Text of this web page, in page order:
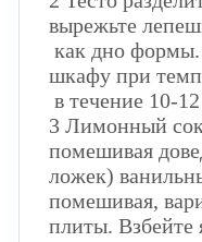
вырежьте
как дно формы.
шкафу при
в течение 10-
3 Лимонный сок
помешивая
ложек)
помешивая,
плиты. Взбейте